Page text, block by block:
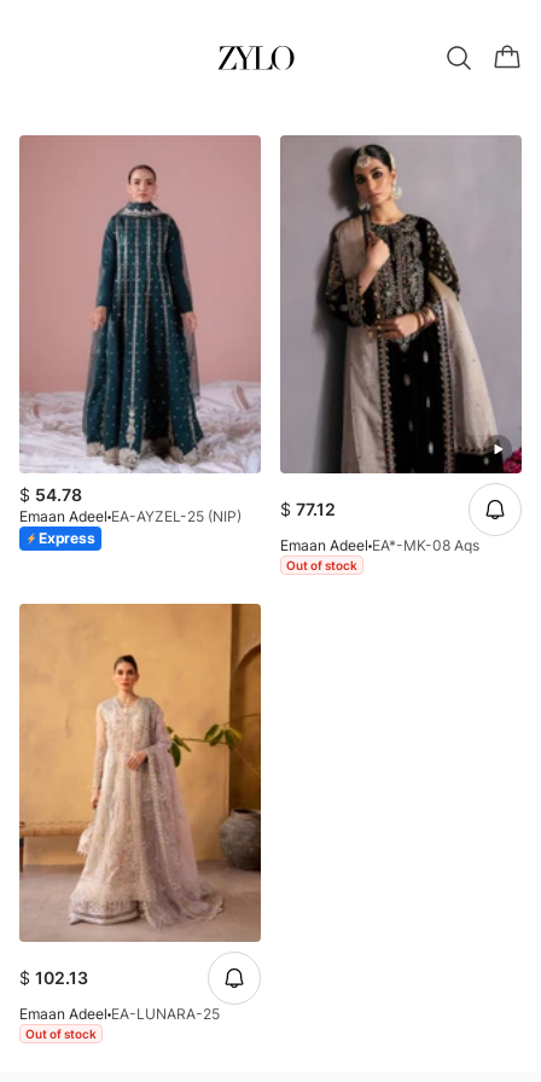
$ 54.78
Emaan Adeel EA-AYZEL-25 (NIP)
Express
$ 77.12
Emaan Adeel EA*-MK-08 Aqs
Out of stock
$ 102.13
Emaan Adeel EA-LUNARA-25
Out of stock